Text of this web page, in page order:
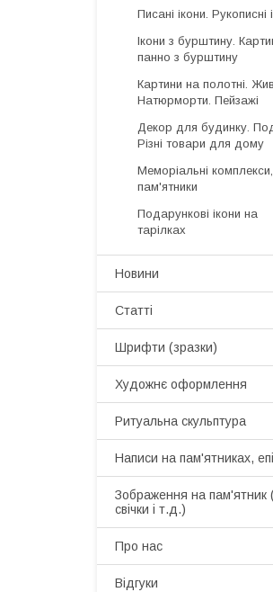
Писані ікони. Рукописні
Ікони з бурштину.
панно з бурштину
Картини на полотні.
Натюрморти. Пейзажі
Декор для будинку.
Різні товари для дому
Меморіальні комплекси,
пам'ятники
Подарункові ікони на
тарілках
Новини
Статті
Шрифти (зразки)
Художнє оформлення
Ритуальна скульптура
Написи на пам'ятниках,
Зображення на пам'ятник
свічки і т.д.)
Про нас
Відгуки